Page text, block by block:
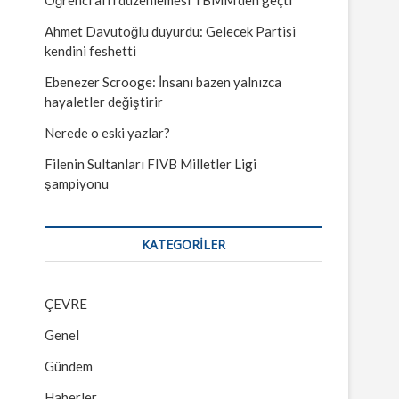
Ahmet Davutoğlu duyurdu: Gelecek Partisi
kendini feshetti
Ebenezer Scrooge: İnsanı bazen yalnızca
hayaletler değiştirir
Nerede o eski yazlar?
Filenin Sultanları FIVB Milletler Ligi
şampiyonu
KATEGORILER
ÇEVRE
Genel
Gündem